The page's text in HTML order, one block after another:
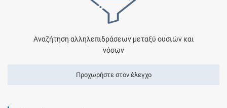
Αναζήτηση αλληλεπιδράσεων μεταξύ ουσιών και
νόσων
Προχωρήστε στον έλεγχο